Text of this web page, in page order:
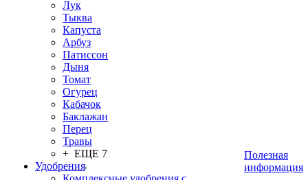
Лук
Тыква
Капуста
Арбуз
Патиссон
Дыня
Томат
Огурец
Кабачок
Баклажан
Перец
Травы
+ ЕЩЕ 7
Удобрения
Полезная
информация